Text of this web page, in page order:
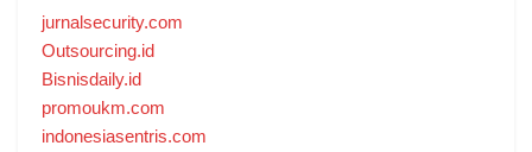
jurnalsecurity.com
Outsourcing.id
Bisnisdaily.id
promoukm.com
indonesiasentris.com